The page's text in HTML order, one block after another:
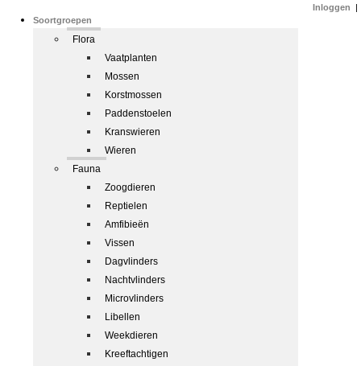
Soortgroepen
Flora
Vaatplanten
Mossen
Korstmossen
Paddenstoelen
Kranswieren
Wieren
Fauna
Zoogdieren
Reptielen
Amfibieën
Vissen
Dagvlinders
Nachtvlinders
Microvlinders
Libellen
Weekdieren
Kreeftachtigen
Inloggen |